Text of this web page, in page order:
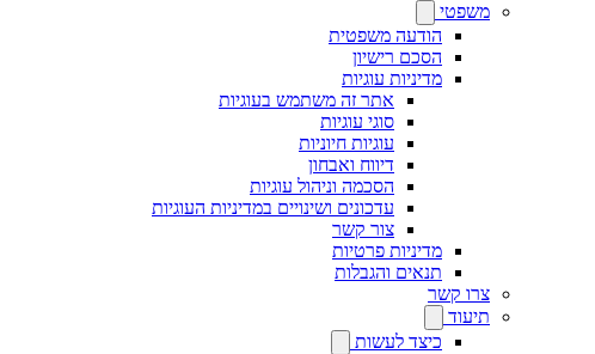
משפטי
הודעה משפטית
הסכם רישיון
מדיניות עוגיות
אתר זה משתמש בעוגיות
סוגי עוגיות
עוגיות חיוניות
דיווח ואבחון
הסכמה וניהול עוגיות
עדכונים ושינויים במדיניות העוגיות
צור קשר
מדיניות פרטיות
תנאים והגבלות
צרו קשר
תיעוד
כיצד לעשות